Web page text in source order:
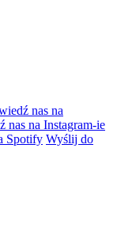
nas na
nas na Instagram-ie
Spotify Wyślij do